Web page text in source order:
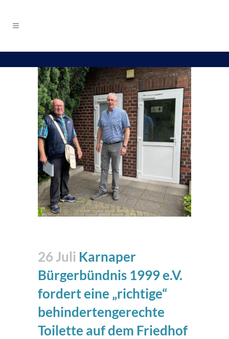
26 Juli Karnaper
Bürgerbündnis 1999 e.V.
fordert eine „richtige“
behindertengerechte
Toilette auf dem Friedhof